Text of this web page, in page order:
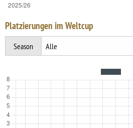
Platzierungen im Weltcup
Season